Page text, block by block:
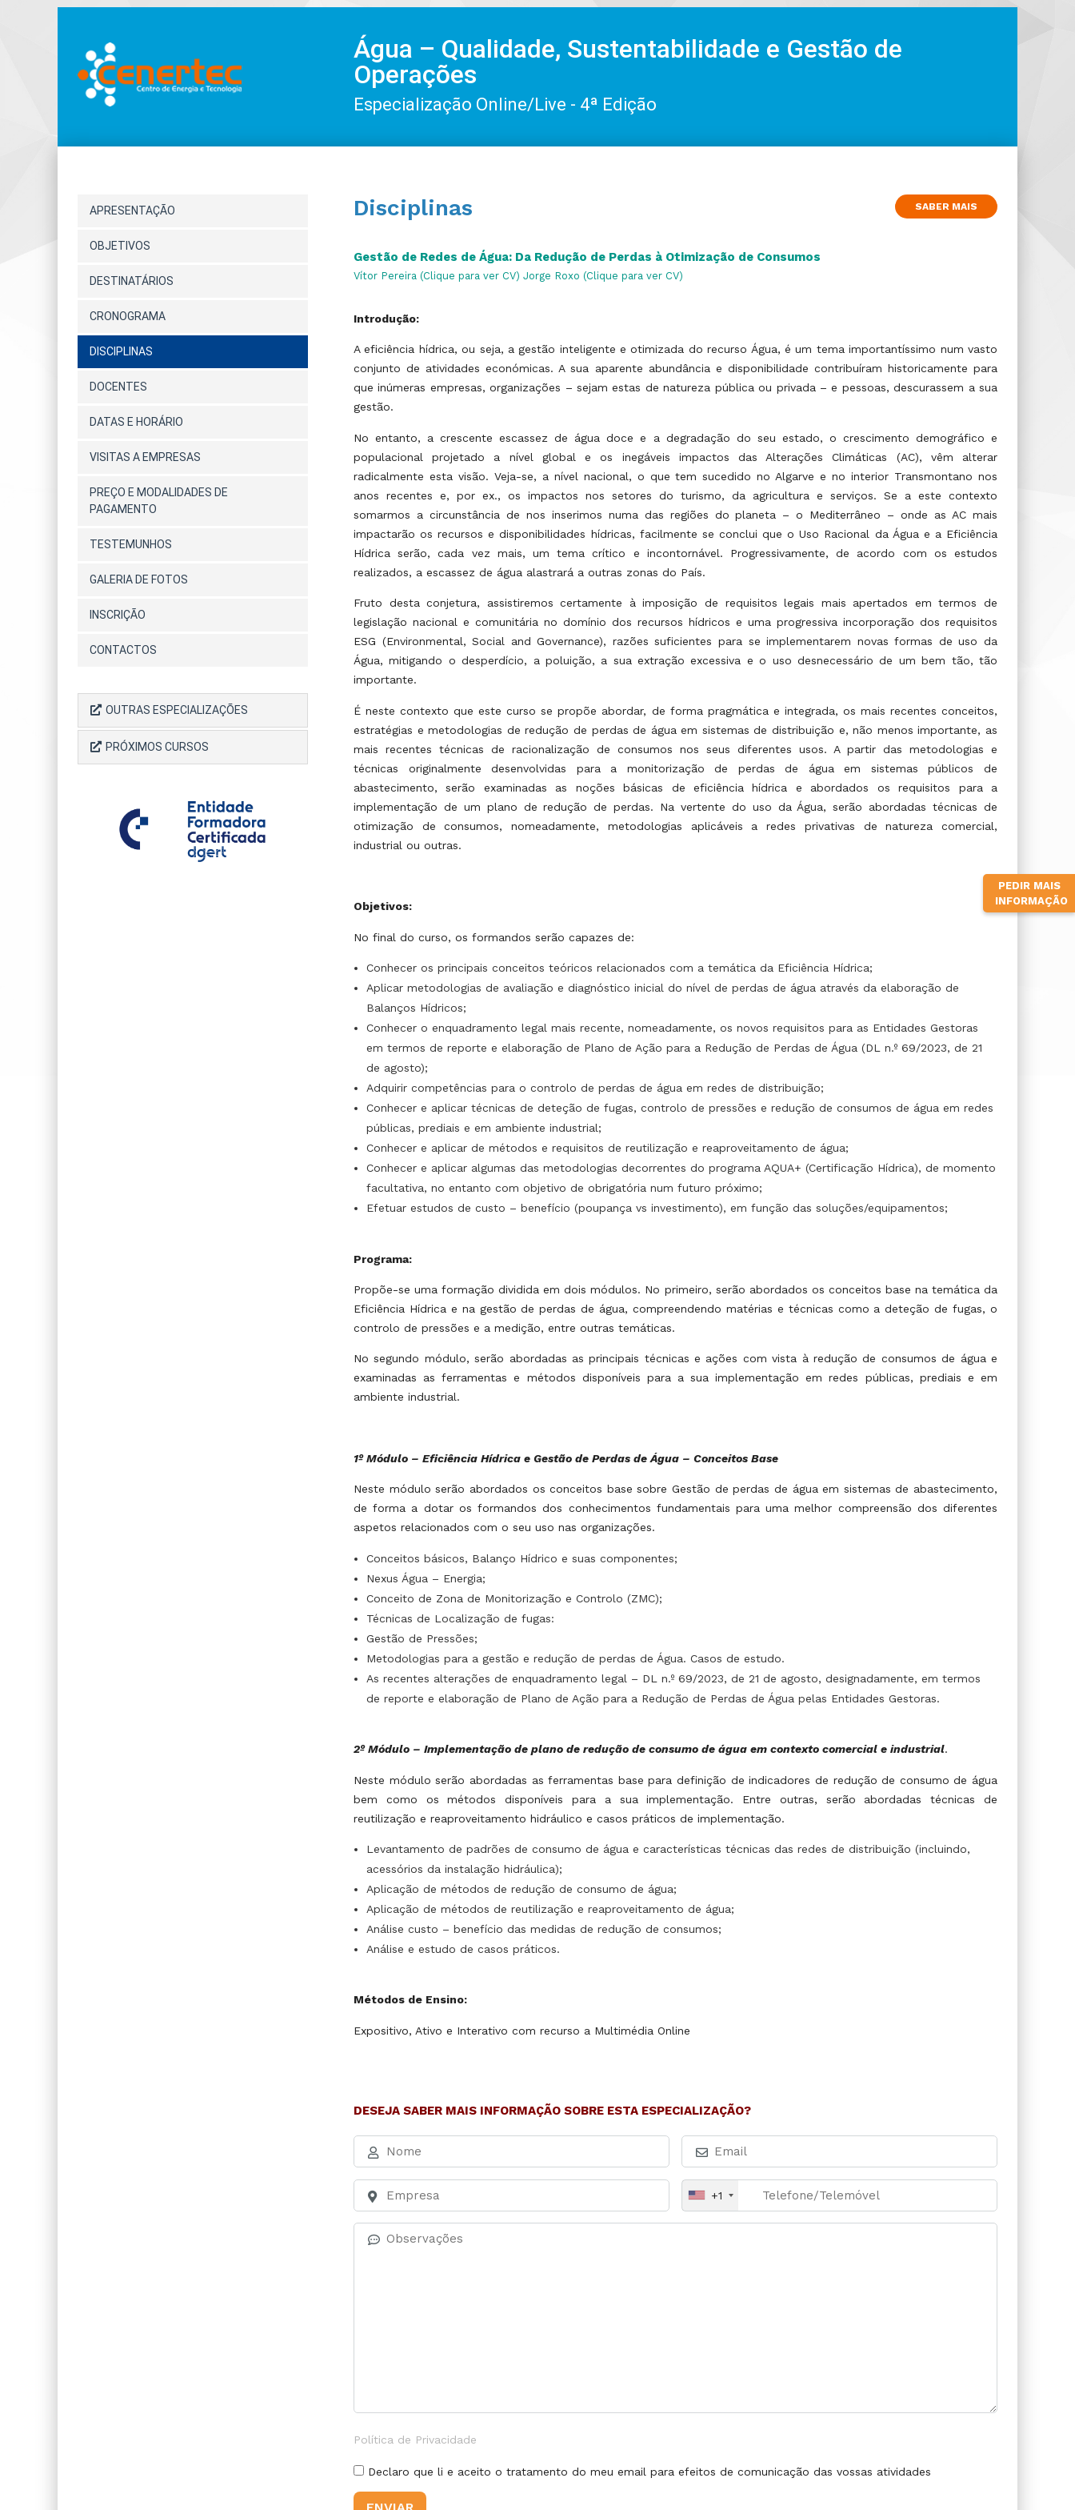
PEDIR MAIS
INFORMAÇÃO
Água – Qualidade, Sustentabilidade e Gestão de
Operações
Especialização Online/Live - 4ª Edição
APRESENTAÇÃO
OBJETIVOS
DESTINATÁRIOS
CRONOGRAMA
DISCIPLINAS
DOCENTES
DATAS E HORÁRIO
VISITAS A EMPRESAS
PREÇO E MODALIDADES DE
PAGAMENTO
TESTEMUNHOS
GALERIA DE FOTOS
INSCRIÇÃO
CONTACTOS
OUTRAS ESPECIALIZAÇÕES
PRÓXIMOS CURSOS
Disciplinas SABER MAIS
Gestão de Redes de Água: Da Redução de Perdas à Otimização de Consumos
Vítor Pereira (Clique para ver CV) Jorge Roxo (Clique para ver CV)
Introdução:
A eficiência hídrica, ou seja, a gestão inteligente e otimizada do recurso Água, é um tema importantíssimo num vasto
conjunto de atividades económicas. A sua aparente abundância e disponibilidade contribuíram historicamente para
que inúmeras empresas, organizações – sejam estas de natureza pública ou privada – e pessoas, descurassem a sua
gestão.
No entanto, a crescente escassez de água doce e a degradação do seu estado, o crescimento demográfico e
populacional projetado a nível global e os inegáveis impactos das Alterações Climáticas (AC), vêm alterar
radicalmente esta visão. Veja-se, a nível nacional, o que tem sucedido no Algarve e no interior Transmontano nos
anos recentes e, por ex., os impactos nos setores do turismo, da agricultura e serviços. Se a este contexto
somarmos a circunstância de nos inserimos numa das regiões do planeta – o Mediterrâneo – onde as AC mais
impactarão os recursos e disponibilidades hídricas, facilmente se conclui que o Uso Racional da Água e a Eficiência
Hídrica serão, cada vez mais, um tema crítico e incontornável. Progressivamente, de acordo com os estudos
realizados, a escassez de água alastrará a outras zonas do País.
Fruto desta conjetura, assistiremos certamente à imposição de requisitos legais mais apertados em termos de
legislação nacional e comunitária no domínio dos recursos hídricos e uma progressiva incorporação dos requisitos
ESG (Environmental, Social and Governance), razões suficientes para se implementarem novas formas de uso da
Água, mitigando o desperdício, a poluição, a sua extração excessiva e o uso desnecessário de um bem tão, tão
importante.
É neste contexto que este curso se propõe abordar, de forma pragmática e integrada, os mais recentes conceitos,
estratégias e metodologias de redução de perdas de água em sistemas de distribuição e, não menos importante, as
mais recentes técnicas de racionalização de consumos nos seus diferentes usos. A partir das metodologias e
técnicas originalmente desenvolvidas para a monitorização de perdas de água em sistemas públicos de
abastecimento, serão examinadas as noções básicas de eficiência hídrica e abordados os requisitos para a
implementação de um plano de redução de perdas. Na vertente do uso da Água, serão abordadas técnicas de
otimização de consumos, nomeadamente, metodologias aplicáveis a redes privativas de natureza comercial,
industrial ou outras.
Objetivos:
No final do curso, os formandos serão capazes de:
Conhecer os principais conceitos teóricos relacionados com a temática da Eficiência Hídrica;
Aplicar metodologias de avaliação e diagnóstico inicial do nível de perdas de água através da elaboração de
Balanços Hídricos;
Conhecer o enquadramento legal mais recente, nomeadamente, os novos requisitos para as Entidades Gestoras
em termos de reporte e elaboração de Plano de Ação para a Redução de Perdas de Água (DL n.º 69/2023, de 21
de agosto);
Adquirir competências para o controlo de perdas de água em redes de distribuição;
Conhecer e aplicar técnicas de deteção de fugas, controlo de pressões e redução de consumos de água em redes
públicas, prediais e em ambiente industrial;
Conhecer e aplicar de métodos e requisitos de reutilização e reaproveitamento de água;
Conhecer e aplicar algumas das metodologias decorrentes do programa AQUA+ (Certificação Hídrica), de momento
facultativa, no entanto com objetivo de obrigatória num futuro próximo;
Efetuar estudos de custo – benefício (poupança vs investimento), em função das soluções/equipamentos;
Programa:
Propõe-se uma formação dividida em dois módulos. No primeiro, serão abordados os conceitos base na temática da
Eficiência Hídrica e na gestão de perdas de água, compreendendo matérias e técnicas como a deteção de fugas, o
controlo de pressões e a medição, entre outras temáticas.
No segundo módulo, serão abordadas as principais técnicas e ações com vista à redução de consumos de água e
examinadas as ferramentas e métodos disponíveis para a sua implementação em redes públicas, prediais e em
ambiente industrial.
1º Módulo – Eficiência Hídrica e Gestão de Perdas de Água – Conceitos Base
Neste módulo serão abordados os conceitos base sobre Gestão de perdas de água em sistemas de abastecimento,
de forma a dotar os formandos dos conhecimentos fundamentais para uma melhor compreensão dos diferentes
aspetos relacionados com o seu uso nas organizações.
Conceitos básicos, Balanço Hídrico e suas componentes;
Nexus Água – Energia;
Conceito de Zona de Monitorização e Controlo (ZMC);
Técnicas de Localização de fugas:
Gestão de Pressões;
Metodologias para a gestão e redução de perdas de Água. Casos de estudo.
As recentes alterações de enquadramento legal – DL n.º 69/2023, de 21 de agosto, designadamente, em termos
de reporte e elaboração de Plano de Ação para a Redução de Perdas de Água pelas Entidades Gestoras.
2º Módulo – Implementação de plano de redução de consumo de água em contexto comercial e industrial.
Neste módulo serão abordadas as ferramentas base para definição de indicadores de redução de consumo de água
bem como os métodos disponíveis para a sua implementação. Entre outras, serão abordadas técnicas de
reutilização e reaproveitamento hidráulico e casos práticos de implementação.
Levantamento de padrões de consumo de água e características técnicas das redes de distribuição (incluindo,
acessórios da instalação hidráulica);
Aplicação de métodos de redução de consumo de água;
Aplicação de métodos de reutilização e reaproveitamento de água;
Análise custo – benefício das medidas de redução de consumos;
Análise e estudo de casos práticos.
Métodos de Ensino:
Expositivo, Ativo e Interativo com recurso a Multimédia Online
DESEJA SABER MAIS INFORMAÇÃO SOBRE ESTA ESPECIALIZAÇÃO?
+1
Política de Privacidade
Declaro que li e aceito o tratamento do meu email para efeitos de comunicação das vossas atividades